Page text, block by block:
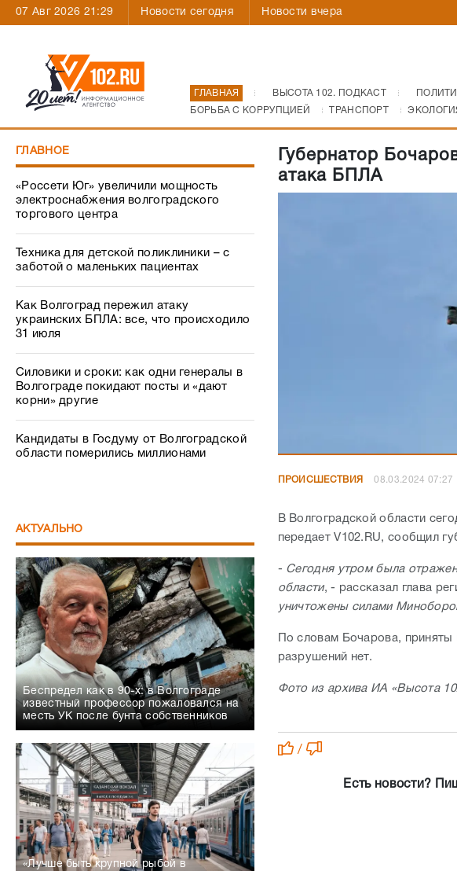
07 Авг 2026 21:29 Новости сегодня Новости вчера
ГЛАВНАЯ ВЫСОТА 102. ПОДКАСТ
БОРЬБА С КОРРУПЦИЕЙ
ТРАНСПОРТ
ГЛАВНОЕ
«Россети Юг» увеличили мощность
электроснабжения волгоградского
торгового центра
Техника для детской поликлиники – с
заботой о маленьких пациентах
Как Волгоград пережил атаку
украинских БПЛА: все, что происходило
31 июля
Силовики и сроки: как одни генералы в
Волгограде покидают посты и «дают
корни» другие
Кандидаты в Госдуму от Волгоградской
области померились миллионами
АКТУАЛЬНО
Беспредел как в 90-х: в Волгограде
известный профессор пожаловался на
месть УК после бунта собственников
«Лучше быть крупной рыбой в
Губернатор
атака БПЛА
ПРОИСШЕСТВИЯ 08.03.2024 07:27
В Волгоградской области
передает V102.RU, сообщил
- Сегодня утром была
области, - рассказал глава
уничтожены силами
По словам Бочарова,
разрушений нет.
Фото из архива ИА «Высота
/
Есть новости?